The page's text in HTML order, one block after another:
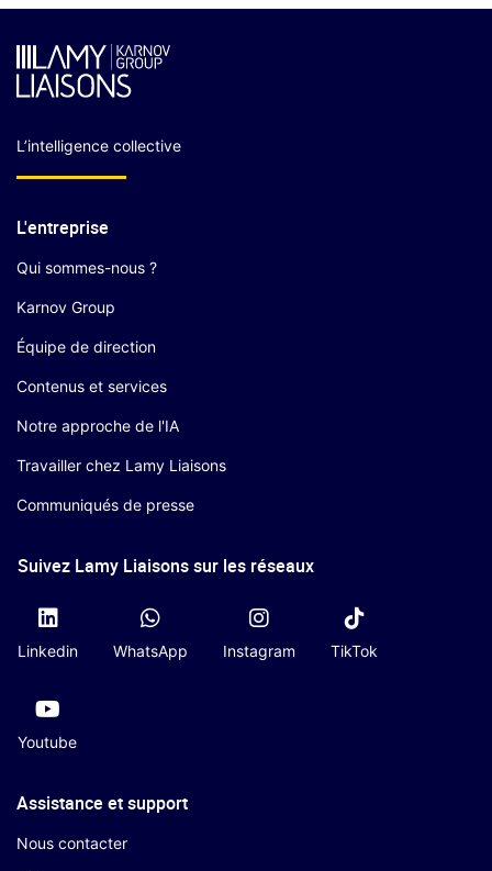
L’intelligence collective
L'entreprise
Qui sommes-nous ?
Karnov Group
Équipe de direction
Contenus et services
Notre approche de l'IA
Travailler chez Lamy Liaisons
Communiqués de presse
Suivez Lamy Liaisons sur les réseaux
Linkedin WhatsApp Instagram TikTok
Youtube
Assistance et support
Nous contacter